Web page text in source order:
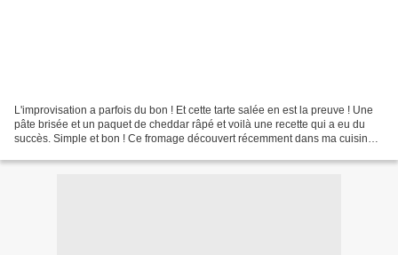
L'improvisation a parfois du bon ! Et cette tarte salée en est la preuve ! Une
pâte brisée et un paquet de cheddar râpé et voilà une recette qui a eu du
succès. Simple et bon ! Ce fromage découvert récemment dans ma cuisine a